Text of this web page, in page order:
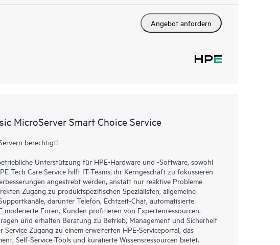
Angebot anfordern
MicroServer Smart Choice Service
berechtigt!
Unterstützung für HPE-Hardware und -Software, sowohl
Tech Care Service hilft IT-Teams, ihr Kerngeschäft zu fokussieren
angestrebt werden, anstatt nur reaktive Probleme
Zugang zu produktspezifischen Spezialisten, allgemeine
darunter Telefon, Echtzeit-Chat, automatisierte
Foren. Kunden profitieren von Expertenressourcen,
und erhalten Beratung zu Betrieb, Management und Sicherheit
Zugang zu einem erweiterten HPE-Serviceportal, das
Self-Service-Tools und kuratierte Wissensressourcen bietet.